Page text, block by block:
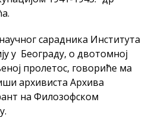
сарадника Институтa
у Београду, о двотомној
пролетос, говориће ма
архивиста Архива
на Филозофском